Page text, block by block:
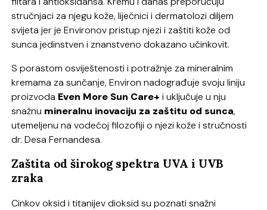
stručnjaci za njegu kože, liječnici i dermatolozi diljem
svijeta jer je Environov pristup njezi i zaštiti kože od
sunca jedinstven i znanstveno dokazano učinkovit.
S porastom osviještenosti i potražnje za mineralnim
kremama za sunčanje, Environ nadograđuje svoju liniju
proizvoda Even More Sun Care+ i uključuje u nju
snažnu mineralnu inovaciju za zaštitu odsunca,
utemeljenu na vodećoj filozofiji o njezi kože i stručnosti
dr. Desa Fernandesa.
Zaštita od širokog spektra UVA i UVB
zraka
Cinkov oksid i titanijev dioksid su poznati snažni